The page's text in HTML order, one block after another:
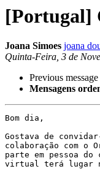
[Portugal]
Joana Simoes joana
Quinta-Feira, 3 de
Previous
Mensagens
Bom dia,
Gostava de
colaboração com o
parte em pessoa
virtual terá lugar